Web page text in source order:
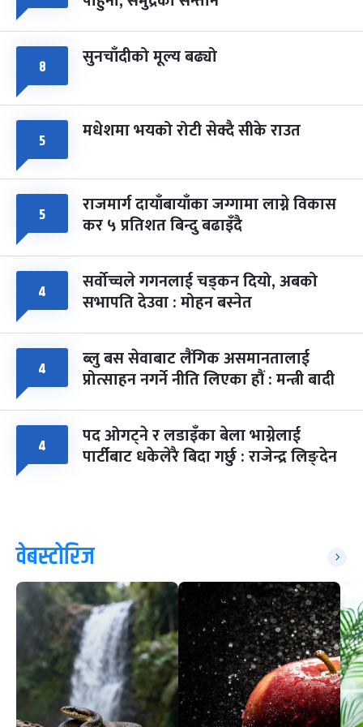
८ सुनचाँदीको मूल्य बढ्यो
५ मधेशमा भयको रोटी सेक्दै सीके राउत
५ राजमार्ग दायाँबायाँका जग्गामा लाग्ने विकास
कर ५ प्रतिशत बिन्दु बढाइँदै
४ सर्वोच्चले गगनलाई चड्कन दियो, अबको
सभापति देउवा : मोहन बस्नेत
४ ब्लु बस सेवाबाट लैंगिक असमानतालाई
प्रोत्साहन नगर्ने नीति लिएका हौं : मन्त्री बादी
४ पद ओगट्ने र लडाइँका बेला भाग्नेलाई
पार्टीबाट धकेलेरै बिदा गर्छु : राजेन्द्र लिङ्देन
वेबस्टोरिज